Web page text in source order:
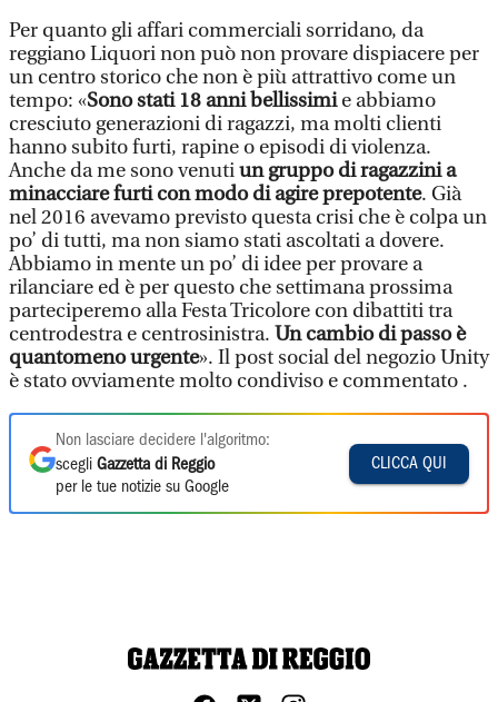
Per quanto gli affari commerciali sorridano, da
reggiano Liquori non può non provare dispiacere per
un centro storico che non è più attrattivo come un
tempo: «Sono stati 18 anni bellissimie abbiamo
cresciuto generazioni di ragazzi, ma molti clienti
hanno subito furti, rapine o episodi di violenza.
Anche da me sono venutiun gruppo di ragazzini a
minacciare furti con modo di agire prepotente. Già
nel 2016 avevamo previsto questa crisi che è colpa un
po’ di tutti, ma non siamo stati ascoltati a dovere.
Abbiamo in mente un po’ di idee per provare a
rilanciare ed è per questo che settimana prossima
parteciperemo alla Festa Tricolore con dibattiti tra
centrodestra e centrosinistra. Un cambio di passo è
quantomeno urgente». Il post social del negozio Unity
è stato ovviamente molto condiviso e commentato .
Non lasciare decidere l'algoritmo:
scegli Gazzetta di Reggio
per le tue notizie su Google
CLICCA QUI